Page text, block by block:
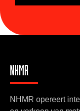
NHMR
NHMR opereert